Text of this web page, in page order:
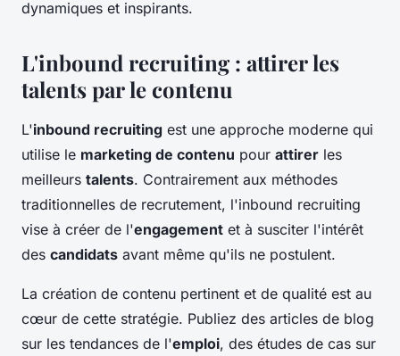
dynamiques et inspirants.
L'inbound recruiting : attirer les
talents par le contenu
L'inbound recruiting est une approche moderne qui
utilise le marketing de contenu pour attirer les
meilleurs talents. Contrairement aux méthodes
traditionnelles de recrutement, l'inbound recruiting
vise à créer de l'engagement et à susciter l'intérêt
des candidats avant même qu'ils ne postulent.
La création de contenu pertinent et de qualité est au
cœur de cette stratégie. Publiez des articles de blog
sur les tendances de l'emploi, des études de cas sur